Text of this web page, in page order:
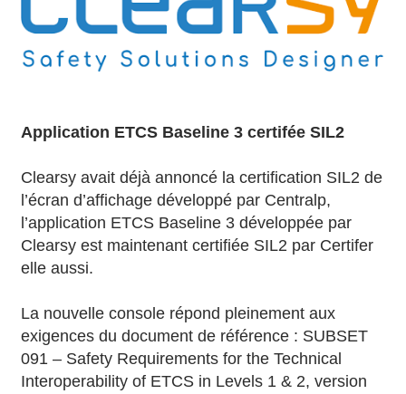
Application ETCS Baseline 3 certifée SIL2
Clearsy avait déjà annoncé la certification SIL2 de
l’écran d’affichage développé par Centralp,
l’application ETCS Baseline 3 développée par
Clearsy est maintenant certifiée SIL2 par Certifer
elle aussi.
La nouvelle console répond pleinement aux
exigences du document de référence : SUBSET
091 – Safety Requirements for the Technical
Interoperability of ETCS in Levels 1 & 2, version